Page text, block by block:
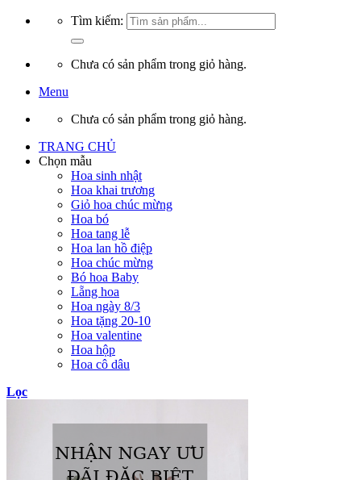
Tìm kiếm:
Chưa có sản phẩm trong giỏ hàng.
Menu
Chưa có sản phẩm trong giỏ hàng.
TRANG CHỦ
Chọn mẫu
Hoa sinh nhật
Hoa khai trương
Giỏ hoa chúc mừng
Hoa bó
Hoa tang lễ
Hoa lan hồ điệp
Hoa chúc mừng
Bó hoa Baby
Lẵng hoa
Hoa ngày 8/3
Hoa tặng 20-10
Hoa valentine
Hoa hộp
Hoa cô dâu
Lọc